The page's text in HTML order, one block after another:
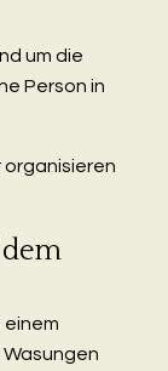
um die
Person in
organisieren
einem